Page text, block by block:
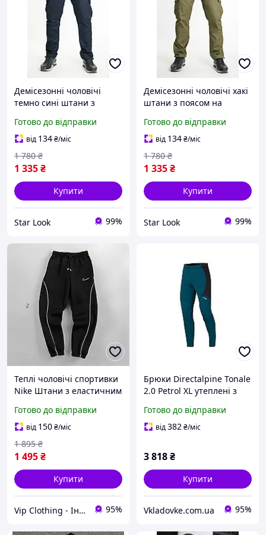
Демісезонні чоловічі
темно сині штани з
манжетами і глибокими
кишенями для активного
відпочинку
Готово до відправки
від 134₴/міс
1 335₴
1 780 ₴
Купити
Star Look 99%
Демісезонні чоловічі хакі
штани з поясом на
глибокими кишенями для
активного відпочинку
Готово до відправки
від 134₴/міс
1 335₴
1 780 ₴
Купити
Star Look 99%
Теплі чоловічі спортивки
Nike Штани з еластичним
Брюки чорного кольору
для активного відпочинку
взимку
Готово до відправки
від 150₴/міс
1 495₴
1 895 ₴
Купити
Vip Clothing - Інтернет магазин брендового одягу 95%
Брюки Directalpine Tonale
2.0 Petrol XL утеплені з
275 г для активного
зимового відпочинку
Готово до відправки
від382₴/міс
3 818₴
Купити
Vkladovke.com.ua 95%